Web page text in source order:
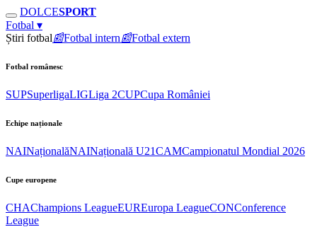
DOLCESPORT
Fotbal ▾
Știri fotbal📰Fotbal intern📰Fotbal extern
Fotbal românesc
SUPSuperligaLIGLiga 2CUPCupa României
Echipe naționale
NAINaționalăNAINațională U21CAMCampionatul Mondial 2026
Cupe europene
CHAChampions LeagueEUREuropa LeagueCONConference
League